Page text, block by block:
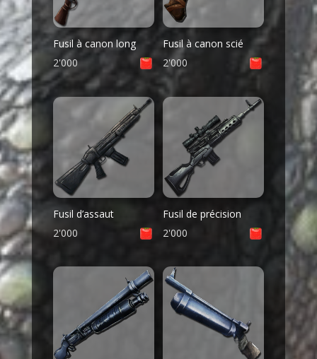
Fusil à canon long
2'000
Fusil à canon scié
2'000
Fusil d’assaut
2'000
Fusil de précision
2'000